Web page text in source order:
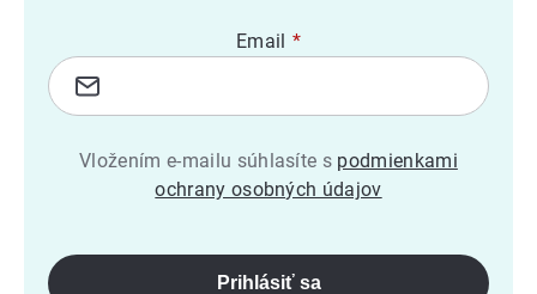
Email
Vložením e-mailu súhlasíte s podmienkami
ochrany osobných údajov
Prihlásiť sa